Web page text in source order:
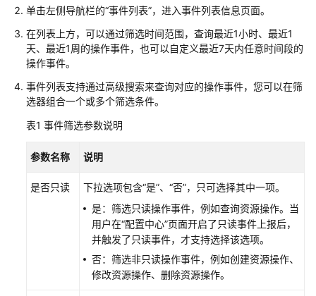
使
IAM
身
份
中
心
权
用
单击左侧导航栏的“事件列表”，进入事件列表信息页面。
在列表上方，可以通过筛选时间范围，查询最近1小时、最近1
天、最近1周的操作事件，也可以自定义最近7天内任意时间段的
操作事件。
事件列表支持通过高级搜索来查询对应的操作事件，您可以在筛
选器组合一个或多个筛选条件。
表1 事件筛选参数说明
参数名称 说明
是否只读
下拉选项包含“是”、“否”，只可选择其中一项。
是：筛选只读操作事件，例如查询资源操作。当
用户在“配置中心”页面开启了只读事件上报后，
并触发了只读事件，才支持选择该选项。
否：筛选非只读操作事件，例如创建资源操作、
修改资源操作、删除资源操作。